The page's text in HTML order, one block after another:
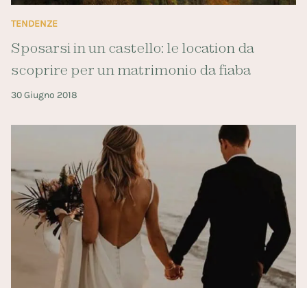
TENDENZE
Sposarsi in un castello: le location da
scoprire per un matrimonio da fiaba
30 Giugno 2018